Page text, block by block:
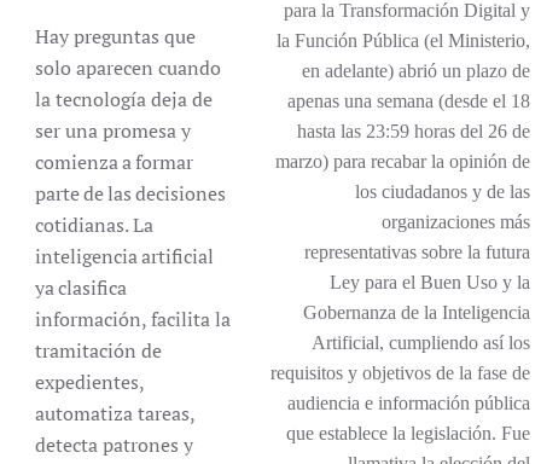
Hay preguntas que
solo aparecen cuando
la tecnología deja de
ser una promesa y
comienzaaformar
partedelasdecisiones
cotidianas.La
inteligenciaartificial
yaclasifica
información, facilitala
tramitación de
expedientes,
automatiza tareas,
detecta patrones y
para la Transformación Digital y
la Función Pública (el Ministerio,
en adelante) abrió un plazo de
apenas una semana (desde el 18
hasta las 23:59 horas del 26 de
marzo) para recabar la opinión de
los ciudadanos y de las
organizaciones más
representativas sobre la futura
Ley para el Buen Uso y la
Gobernanza de la Inteligencia
Artificial, cumpliendo así los
requisitos y objetivos de la fase de
audiencia e información pública
que establece la legislación. Fue